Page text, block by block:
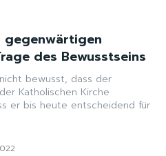
gegenwärtigen
des Bewusstseins
bewusst, dass der
Katholischen Kirche
er bis heute entscheidend für